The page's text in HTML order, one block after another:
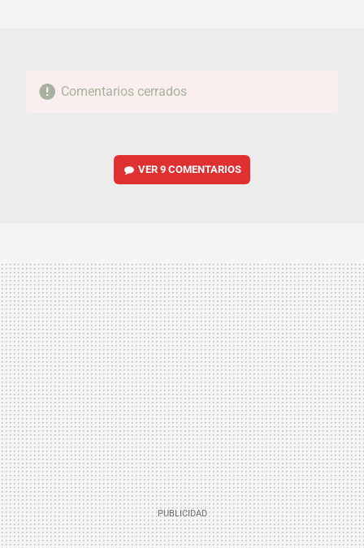
Comentarios cerrados
VER9 COMENTARIOS